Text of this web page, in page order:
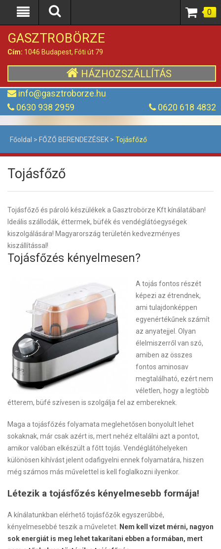
GASZTROBÖRZE
Cím: 1046 Budapest, Fóti út 79
HÁZHOZSZÁLLÍTÁS
info@gasztroborze.hu
0630 938 2959
0620 618 4832
0
Főoldal > FŐZŐ BERENDEZÉSEK > Tojásfőző
Tojásfőző
Tojásfőző és pároló készülékek a Gasztrobörze Kft kínálatában!
Ideális szállodák, éttermek, büfék és vendéglátóegységek
kiszolgálására! Magyarország területén kedvezményes
kiszállítással!
Tojásfőzés kényelmesen?
A tojás fontos részét
képezi az étrendnek,
ami tulajdonképpen
egyenértékűnek számít
az anyatejjel. Olyan
élelmiszerről van szó,
amiben az összes
fontos aminosav
megtalálható, ezért nem
véletlen, hogy a legtöbb
étterem, büfé szívesen is szolgálja fel az embereknek.
Maga a tojásfőzés folyamata meglehetősen bonyolult lehet
sokaknak, már csak azért is, mert nehéz eltalálni azt a pontot,
amikor valóban elkészült a főtt tojás. Vendéglátóhelyeken
különösen kihívást jelent odafigyelni ennek folyamatára, hiszen
még számos más művelettel is kell foglalkozni ilyenkor.
Létezik a tojásfőzés kényelmesebb formája!
A kínálatunkban elérhető tojásfőzők egyszerűbbé,
kényelmesebbé teszik a műveletet. Nem kell vizet mérni, nagyon
sok energiát is meg lehet takarítani ebben a formában, mert